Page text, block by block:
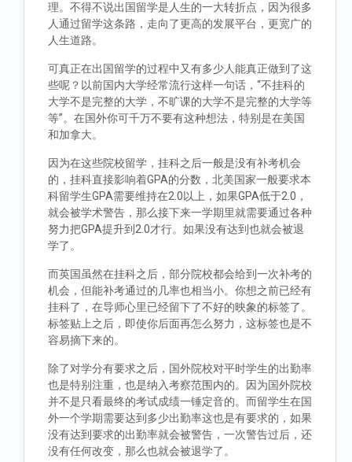
理。不得不说出国留学是人生的一大转折点，因为很多
人通过留学这条路，走向了更高的发展平台，更宽广的
人生道路。
可真正在出国留学的过程中又有多少人能真正做到了这
些呢？以前国内大学经常流行这样一句话，“不挂科的
大学不是完整的大学，不旷课的大学不是完整的大学等
等”。在国外你可千万不要有这种想法，特别是在美国
和加拿大。
因为在这些院校留学，挂科之后一般是没有补考机会
的，挂科直接影响着GPA的分数，北美国家一般要求本
科留学生GPA需要维持在2.0以上，如果GPA低于2.0，
就会被学术警告，那么接下来一学期里就需要通过各种
努力把GPA提升到2.0才行。如果没有达到也就会被退
学了。
而英国虽然在挂科之后，部分院校都会给到一次补考的
机会，但能补考通过的几率也相当小。你想之前已经有
挂科了，在导师心里已经留下了不好的映象的标签了。
标签贴上之后，即使你后面再怎么努力，这标签也是不
容易摘下来的。
除了对学分有要求之后，国外院校对平时学生的出勤率
也是特别注重，也是纳入考察范围内的。因为国外院校
并不是只看最终的考试成绩一锤定音的。而留学生在国
外一个学期需要达到多少出勤率这也是有要求的，如果
没有达到要求的出勤率就会被警告，一次警告过后，还
没有任何改变，那么也就会被退学了。